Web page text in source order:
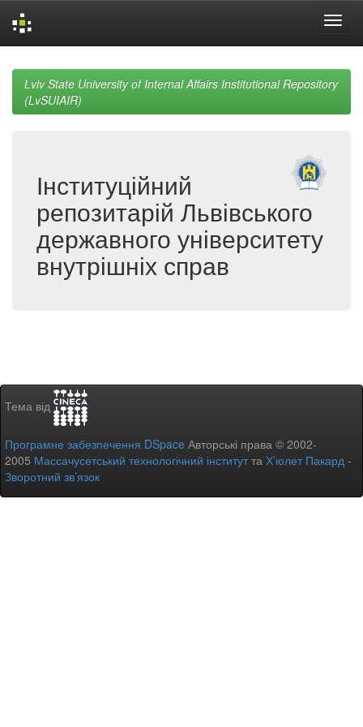
navigationLviv State University of Internal Affairs Institutional Repository
(LvSUIAIR)
Інституційний
репозитарій Львівського
державного університету
внутрішніх справ
Тема від
Програмне забезпечення DSpace Авторські права © 2002-
2005 Массачусетський технологічний інститутта Х’юлет Пакард -
Зворотний зв’язок